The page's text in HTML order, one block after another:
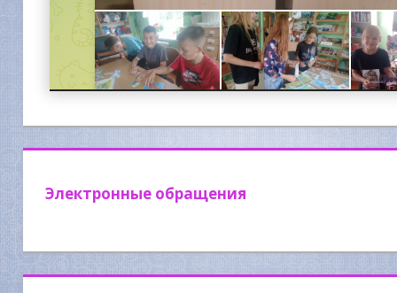
Электронные обращения